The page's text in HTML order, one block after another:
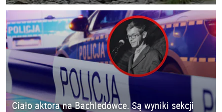
Ciało aktora na Bachledówce. Są wyniki sekcji